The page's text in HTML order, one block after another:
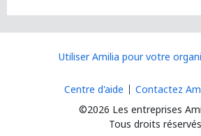
Utiliser Amilia pour votre
©2026 Les entreprises
Tous droits
Centre d'aide Contactez